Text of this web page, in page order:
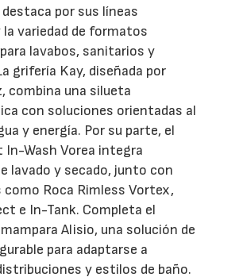
destaca por sus líneas
la variedad de formatos
lavabos, sanitarios y
grifería Kay, diseñada por
combina una silueta
con soluciones orientadas al
y energía. Por su parte, el
Wash Vorea integra
lavado y secado, junto con
Roca Rimless Vortex,
e In-Tank. Completa el
Alisio, una solución de
para adaptarse a
y estilos de baño.